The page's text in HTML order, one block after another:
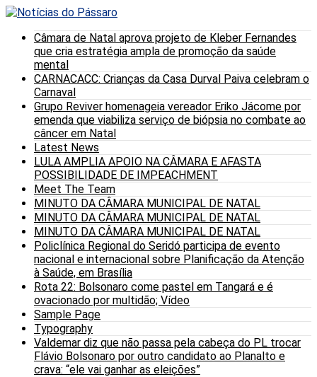
Câmara de Natal aprova projeto de Kleber Fernandes
que cria estratégia ampla de promoção da saúde
mental
CARNACACC: Crianças da Casa Durval Paiva celebram o
Carnaval
Grupo Reviver homenageia vereador Eriko Jácome por
emenda que viabiliza serviço de biópsia no combate ao
câncer em Natal
Latest News
LULA AMPLIA APOIO NA CÂMARA E AFASTA
POSSIBILIDADE DE IMPEACHMENT
Meet The Team
MINUTO DA CÂMARA MUNICIPAL DE NATAL
MINUTO DA CÂMARA MUNICIPAL DE NATAL
MINUTO DA CÂMARA MUNICIPAL DE NATAL
Policlínica Regional do Seridó participa de evento
nacional e internacional sobre Planificação da Atenção
à Saúde, em Brasília
Rota 22: Bolsonaro come pastel em Tangará e é
ovacionado por multidão; Vídeo
Sample Page
Typography
Valdemar diz que não passa pela cabeça do PL trocar
Flávio Bolsonaro por outro candidato ao Planalto e
crava: “ele vai ganhar as eleições”